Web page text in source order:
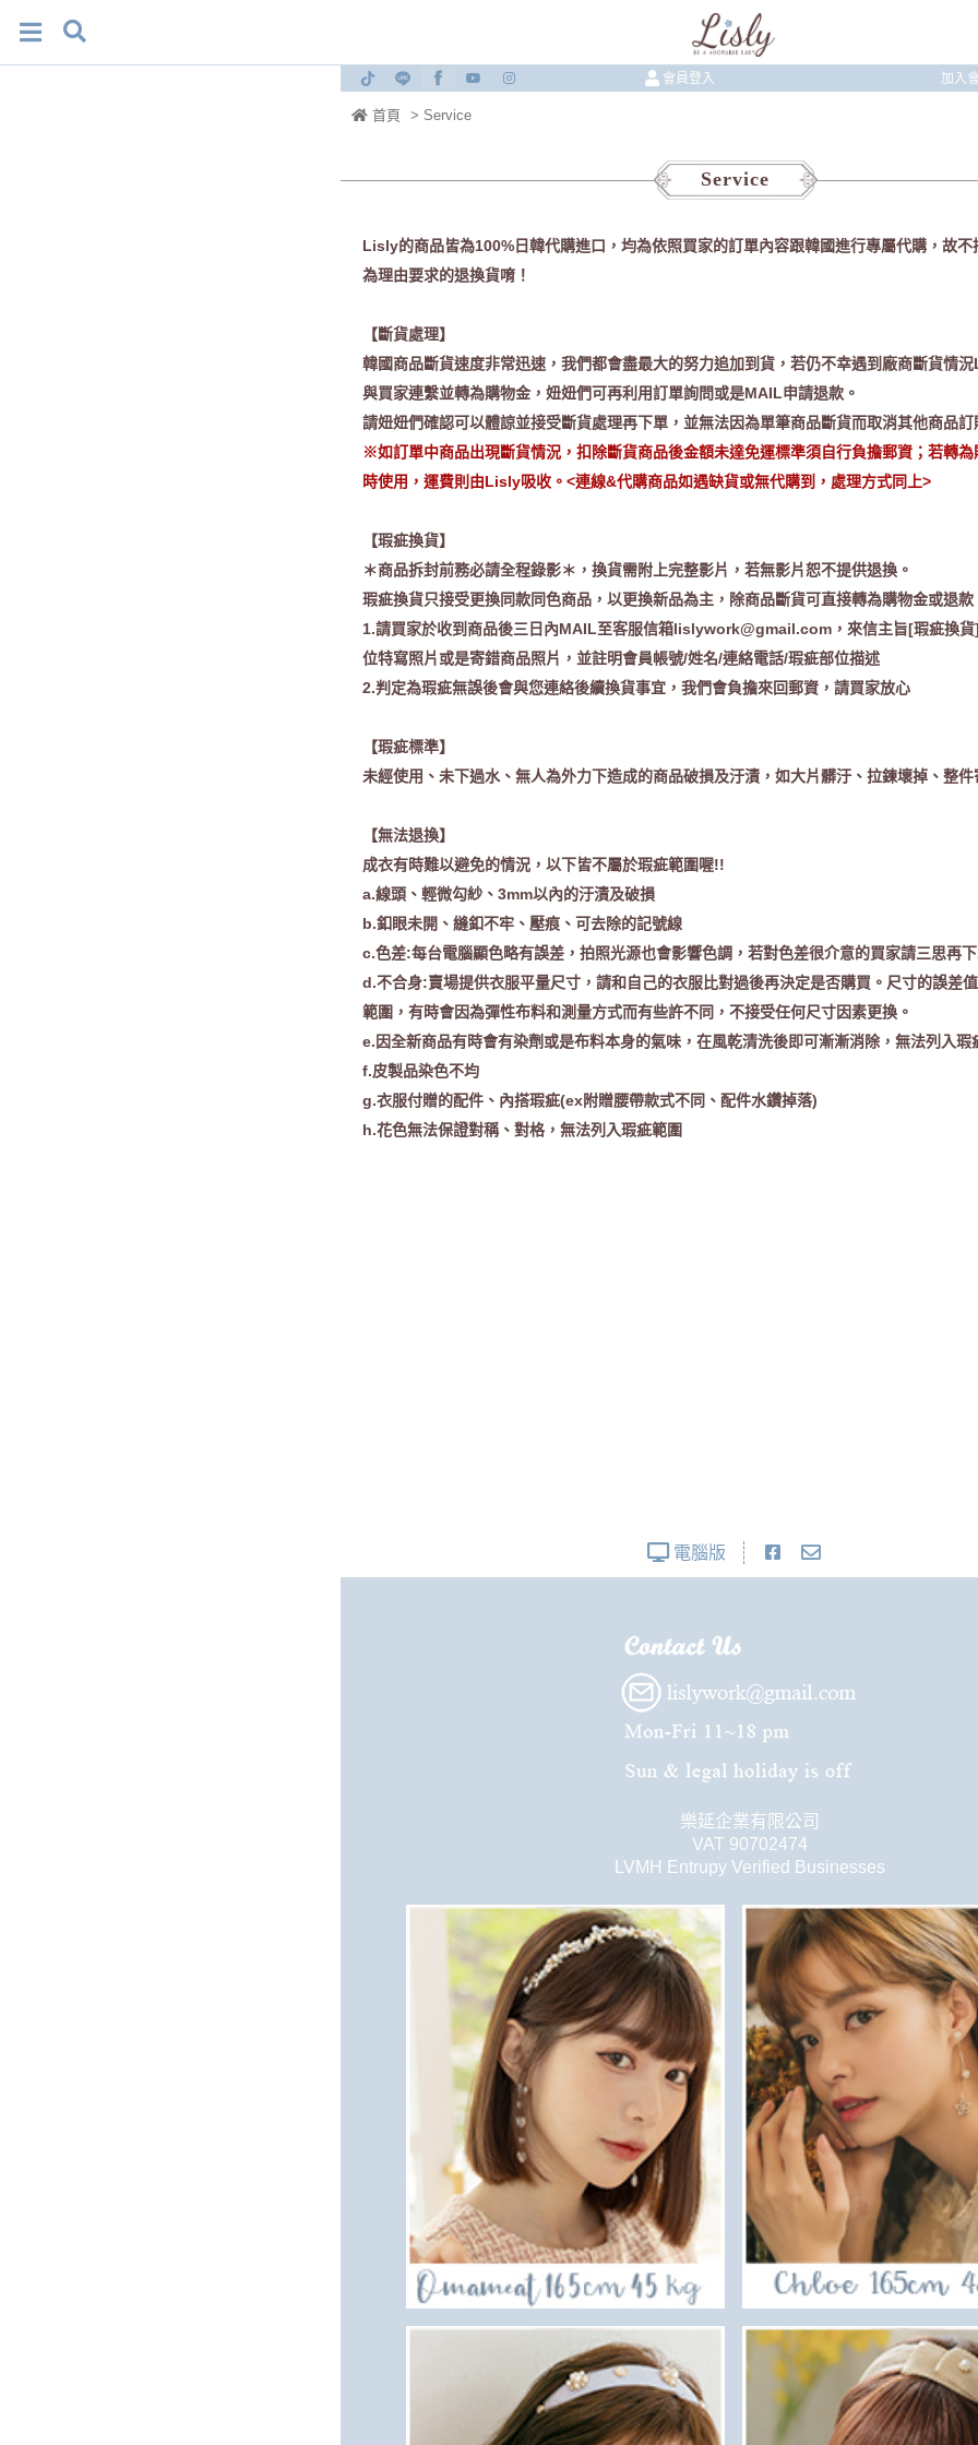
會員登入 加入
首頁 > Service
Service
Lisly的商品皆為100%日韓代購進口，均為依照買家的訂單內容跟韓國進行專屬代購，故不
為理由要求的退換貨唷！
【斷貨處理】
韓國商品斷貨速度非常迅速，我們都會盡最大的努力追加到貨，若仍不幸遇到廠商斷貨情
與買家連繫並轉為購物金，妞妞們可再利用訂單詢問或是MAIL申請退款。
請妞妞們確認可以體諒並接受斷貨處理再下單，並無法因為單筆商品斷貨而取消其他商品訂
※如訂單中商品出現斷貨情況，扣除斷貨商品後金額未達免運標準須自行負擔郵資；若轉
時使用，運費則由Lisly吸收。<連線&代購商品如遇缺貨或無代購到，處理方式同上>
【瑕疵換貨】
＊商品拆封前務必請全程錄影＊，換貨需附上完整影片，若無影片恕不提供退換。
瑕疵換貨只接受更換同款同色商品，以更換新品為主，除商品斷貨可直接轉為購物金或退款
1.請買家於收到商品後三日內MAIL至客服信箱lislywork@gmail.com ，來信主旨[瑕疵換
位特寫照片或是寄錯商品照片，並註明會員帳號/姓名/連絡電話/瑕疵部位描述
2.判定為瑕疵無誤後會與您連絡後續換貨事宜，我們會負擔來回郵資，請買家放心
【瑕疵標準】
未經使用、未下過水、無人為外力下造成的商品破損及汙漬，如大片髒汙、拉鍊壞掉、整件
【無法退換】
成衣有時難以避免的情況，以下皆不屬於瑕疵範圍喔!!
a.線頭、輕微勾紗、3mm以內的汙漬及破損
b.釦眼未開、縫釦不牢、壓痕、可去除的記號線
c.色差:每台電腦顯色略有誤差，拍照光源也會影響色調，若對色差很介意的買家請三思再下
d.不合身:賣場提供衣服平量尺寸，請和自己的衣服比對過後再決定是否購買。尺寸的誤差
範圍，有時會因為彈性布料和測量方式而有些許不同，不接受任何尺寸因素更換。
e.因全新商品有時會有染劑或是布料本身的氣味，在風乾清洗後即可漸漸消除，無法列入瑕
f.皮製品染色不均
g.衣服付贈的配件、內搭瑕疵(ex附贈腰帶款式不同、配件水鑽掉落)
h.花色無法保證對稱、對格，無法列入瑕疵範圍
電腦版
樂延企業有限公司
VAT 90702474
LVMH Entrupy Verified Businesses